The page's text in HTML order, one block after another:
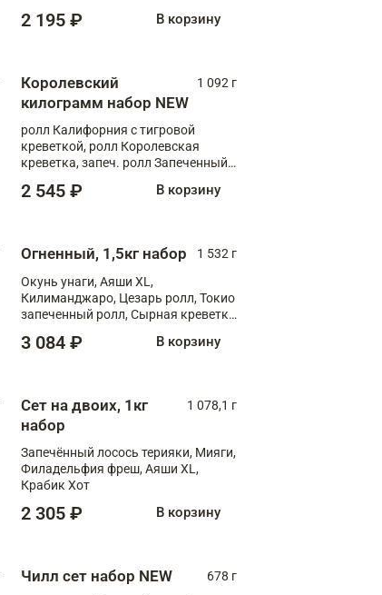
2 195 ₽ В корзину
Королевский
килограмм набор NEW
1 092 г
ролл Калифорния с тигровой
креветкой, ролл Королевская
креветка, запеч. ролл Запеченный
XL, запеч. ролл Крабик Хот
2 545 ₽ В корзину
Огненный, 1,5кг набор
1 532 г
Окунь унаги, Аяши XL,
Килиманджаро, Цезарь ролл, Токио
запеченный ролл, Сырная креветка
3 084 ₽ В корзину
Сет на двоих, 1кг
набор
1 078,1 г
Запечённый лосось терияки, Мияги,
Филадельфия фреш, Аяши XL,
Крабик Хот
2 305 ₽ В корзину
Чилл сет набор NEW
678 г